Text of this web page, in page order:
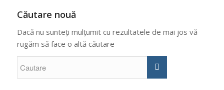
Căutare nouă
Dacă nu sunteți mulțumit cu rezultatele de mai jos vă
rugăm să face o altă căutare